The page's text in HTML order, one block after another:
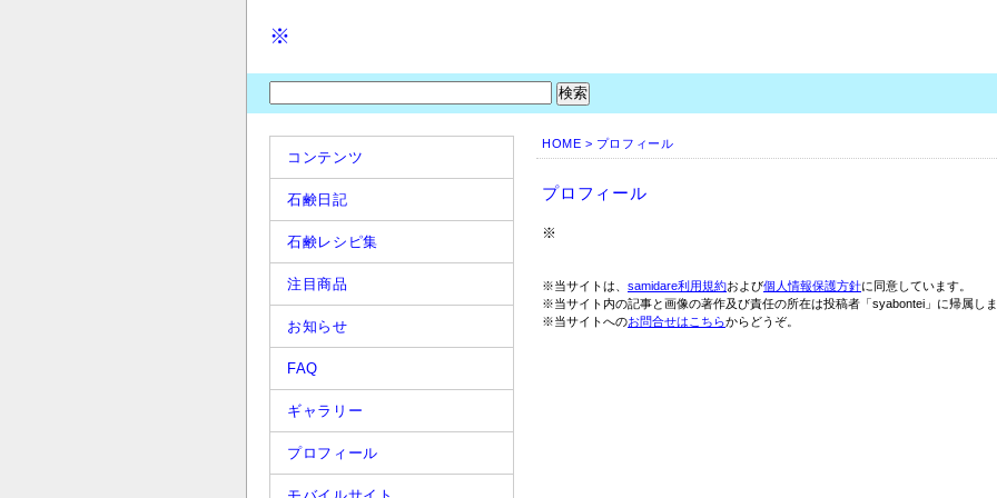
※
コンテンツ
石鹸日記
石鹸レシピ集
注目商品
お知らせ
FAQ
ギャラリー
プロフィール
HOME > プロフィール
プロフィール
※
※当サイトは、 samidare利用規約および個人情報保護方針に同意しています。
※当サイト内の記事と画像の著作及び責任の所在は投稿者「syabontei」に帰属し
※当サイトへのお問合せはこちらからどうぞ。